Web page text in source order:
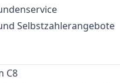
Selbstzahlerangebote
C8